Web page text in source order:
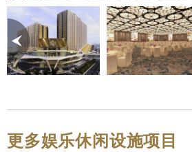
更多娱乐休闲设施项目